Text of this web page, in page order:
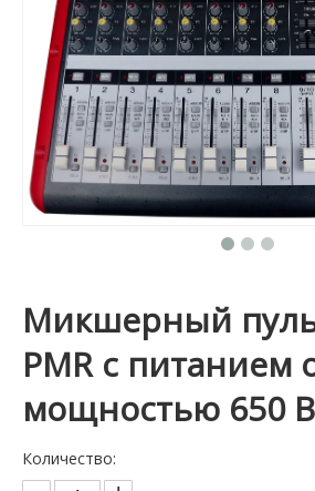
Микшерный
PMR с питанием
мощностью 650
Количество: